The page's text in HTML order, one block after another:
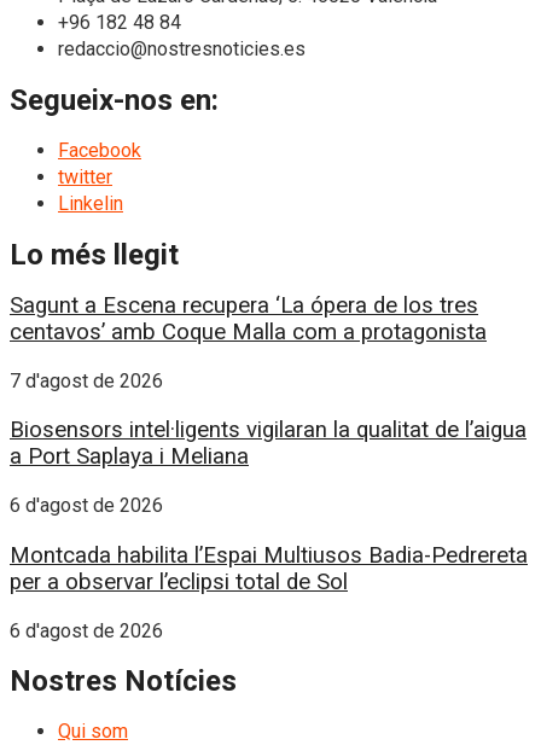
+96 182 48 84
redaccio@nostresnoticies.es
Segueix-nos en:
Facebook
twitter
Linkelin
Lo més llegit
Sagunt a Escena recupera ‘La ópera de los tres
centavos’ amb Coque Malla com a protagonista
7 d'agost de 2026
Biosensors intel·ligents vigilaran la qualitat de l’aigua
a Port Saplaya i Meliana
6 d'agost de 2026
Montcada habilita l’Espai Multiusos Badia-Pedrereta
per a observar l’eclipsi total de Sol
6 d'agost de 2026
Nostres Notícies
Qui som